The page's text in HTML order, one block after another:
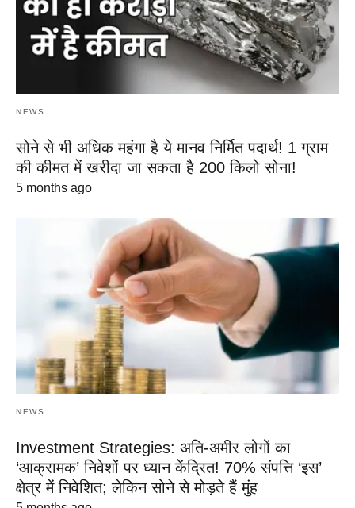
NEWS
सोने से भी अधिक महंगा है ये मानव निर्मित पदार्थ! 1 ग्राम
की कीमत में खरीदा जा सकता है 200 किलो सोना!
5 months ago
NEWS
Investment Strategies: अति-अमीर लोगों का
‘आक्रामक’ निवेशों पर ध्यान केंद्रित! 70% संपत्ति ‘इस’
क्षेत्र में निवेशित; लेकिन सोने से मोड़ते हैं मुंह